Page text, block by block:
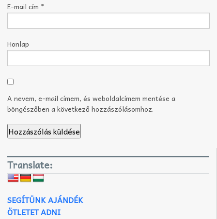
E-mail cím *
Honlap
A nevem, e-mail címem, és weboldalcímem mentése a
böngészőben a következő hozzászólásomhoz.
Translate:
SEGÍTÜNK AJÁNDÉK
ÖTLETET ADNI